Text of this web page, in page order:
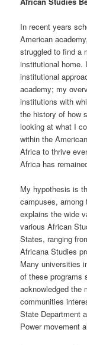
In recent years
American
struggled to find a
institutional
institutional
academy; my
institutions with
the history of how
looking at what I
within the
Africa to thrive
Africa has
My hypothesis is
campuses, among
explains the wide
various African
States, ranging
Africana Studies
Many universities
of these programs
acknowledged the
communities
State Department
Power movement